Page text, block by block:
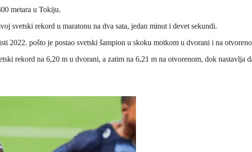
metara u Tokiju.
svetski rekord u maratonu na dva sata, jedan minut i devet sekundi.
pošto je postao svetski šampion u skoku motkom u dvorani i na
rekord na 6,20 m u dvorani, a zatim na 6,21 m na otvorenom, dok nastavlja